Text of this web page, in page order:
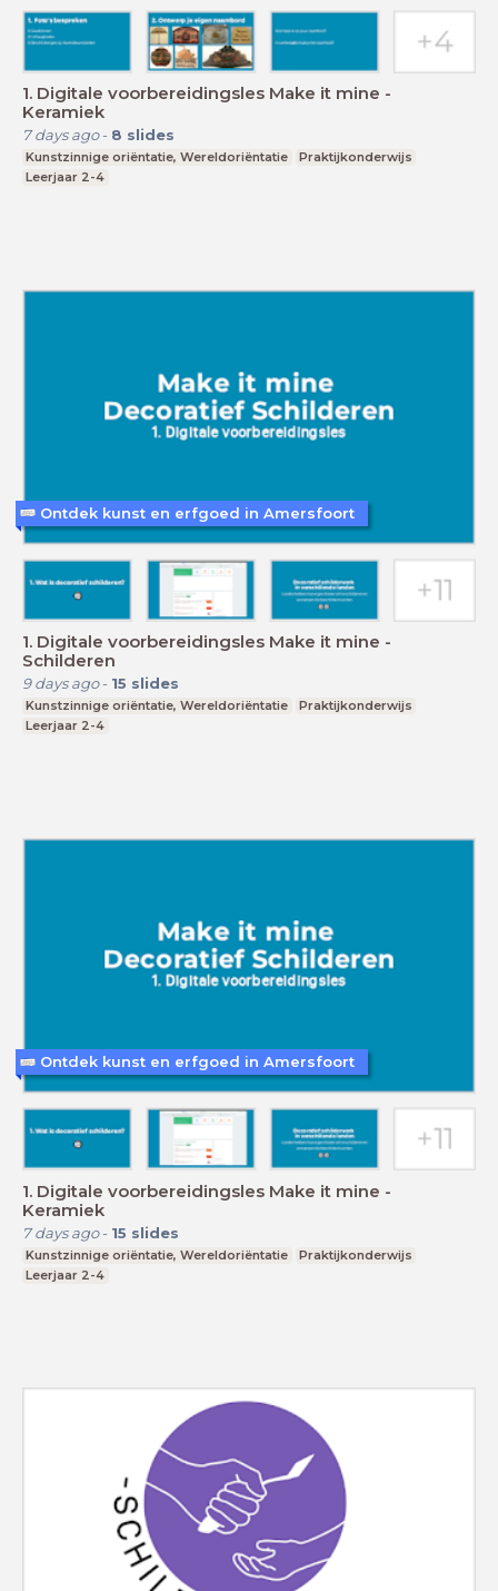
1. Digitale voorbereidingsles Make it mine -
Keramiek
7 days ago- 8 slides
Kunstzinnige oriëntatie, Wereldoriëntatie
Praktijkonderwijs
Leerjaar 2-4
1. Digitale voorbereidingsles Make it mine -
Schilderen
9 days ago- 15 slides
Kunstzinnige oriëntatie, Wereldoriëntatie
Praktijkonderwijs
Leerjaar 2-4
Ontdek kunst en erfgoed in Amersfoort
1. Digitale voorbereidingsles Make it mine -
Keramiek
7 days ago- 15 slides
Kunstzinnige oriëntatie, Wereldoriëntatie
Praktijkonderwijs
Leerjaar 2-4
Ontdek kunst en erfgoed in Amersfoort